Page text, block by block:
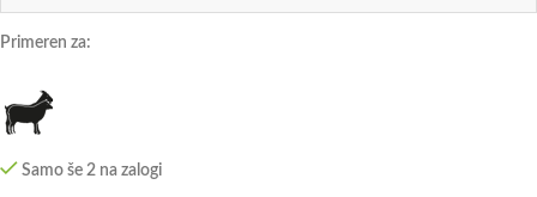
Primeren za:
Samo še 2 na zalogi